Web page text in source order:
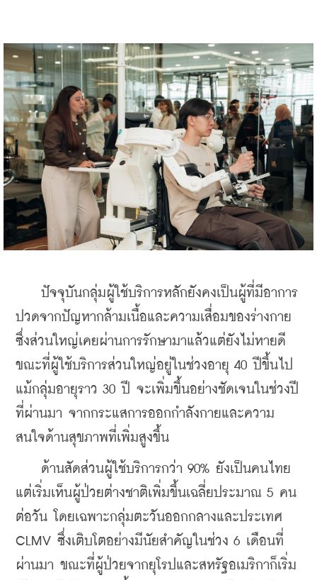
ปัจจุบันกลุ่มผู้ใช้บริการหลักยังคงเป็นผู้ที่มีอาการ
ปวดจากปัญหากล้ามเนื้อและความเสื่อมของร่างกาย
ซึ่งส่วนใหญ่เคยผ่านการรักษามาแล้วแต่ยังไม่หายดี
ขณะที่ผู้ใช้บริการส่วนใหญ่อยู่ในช่วงอายุ 40 ปีขึ้นไป
แม้กลุ่มอายุราว 30 ปี จะเพิ่มขึ้นอย่างชัดเจนในช่วงปี
ที่ผ่านมา จากกระแสการออกกำลังกายและความ
สนใจด้านสุขภาพที่เพิ่มสูงขึ้น
ด้านสัดส่วนผู้ใช้บริการกว่า 90% ยังเป็นคนไทย
แต่เริ่มเห็นผู้ป่วยต่างชาติเพิ่มขึ้นเฉลี่ยประมาณ 5 คน
ต่อวัน โดยเฉพาะกลุ่มตะวันออกกลางและประเทศ
CLMV ซึ่งเติบโตอย่างมีนัยสำคัญในช่วง 6 เดือนที่
ผ่านมา ขณะที่ผู้ป่วยจากยุโรปและสหรัฐอเมริกาก็เริ่ม